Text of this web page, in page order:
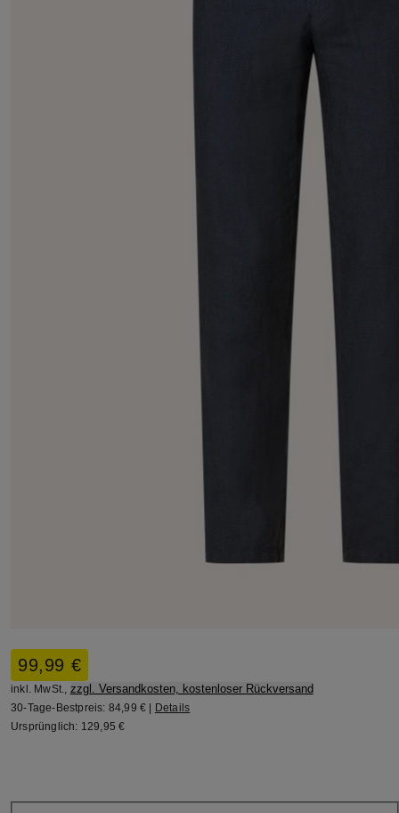
99,99 €
inkl. MwSt., zzgl. Versandkosten, kostenloser Rückversand
30-Tage-Bestpreis: 84,99 €
Details
Ursprünglich: 129,95 €